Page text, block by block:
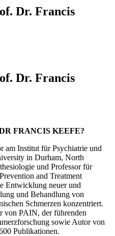
Dr. Francis
Dr. Francis
FRANCIS KEEFE?
am Institut für Psychiatrie und
in Durham, North
und Professor für
and Treatment
Entwicklung neuer und
und Behandlung von
Schmerzen konzentriert.
von PAIN, der führenden
sowie Autor von
Publikationen.